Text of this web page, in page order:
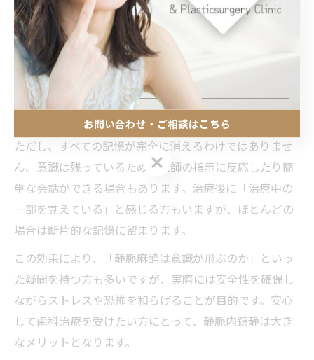
静脈内鎮静は、治療中の不快な記憶を薄れさせる「健忘
効果」が特徴です。これは鎮静薬の作用によるもので、
治療内容や時間の経過をあまり覚えていない、という状
態になることが多いです。恐怖や痛みの経験を最小限に
抑え、次回の受診への抵抗感を軽減する効果も期待でき
ただし、すべての記憶が完全に消えるわけではありませ
ん。意識は残っているため、医師の指示に反応したり簡
単な会話ができる場合もあります。治療後に「治療中の
一部を覚えている」と感じる方もいますが、ほとんどの
場合は断片的な記憶に留まります。
この効果により、「静脈麻酔は意識が飛ぶのか」といっ
た疑問を持つ方も多いですが、実際には安全性を確保し
ながらストレスや恐怖を和らげることが目的です。安心
して歯科治療を受けたい方にとって、静脈内鎮静は大き
なメリットとなります。
お問い合わせ・ご相談はこちら
お問い合わせ・ご相談はこちら